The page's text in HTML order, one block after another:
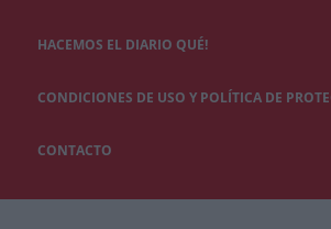
HACEMOS EL DIARIO QUÉ!
CONDICIONES DE USO Y POLÍTICA DE
CONTACTO